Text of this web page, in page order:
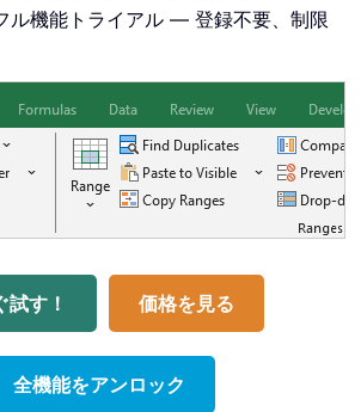
ル機能トライアル — 登録不要、制限
試す！ 価格を見る
全機能をアンロック